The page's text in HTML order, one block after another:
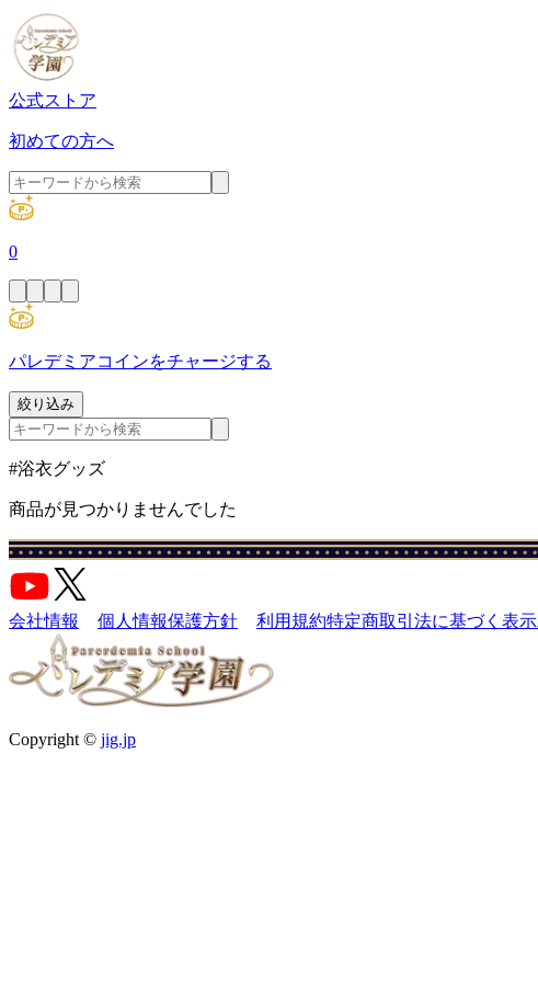
公式ストア
初めての方へ
0
パレデミアコインをチャージする
絞り込み
#浴衣グッズ
商品が見つかりませんでした
会社情報 個人情報保護方針 利用規約特定商取引法に基づく表示
Copyright © jig.jp